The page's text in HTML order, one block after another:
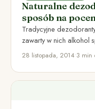
Naturalne
sposób na
Tradycyjne
zawarty w nich alkohol
nieprzyjemne
28 listopada, 2014•3 min